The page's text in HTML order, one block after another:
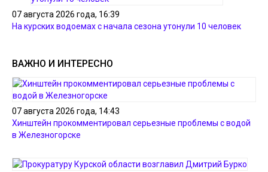
07 августа 2026 года, 16:39
На курских водоемах с начала сезона утонули 10 человек
ВАЖНО И ИНТЕРЕСНО
07 августа 2026 года, 14:43
Хинштейн прокомментировал серьезные проблемы с водой
в Железногорске